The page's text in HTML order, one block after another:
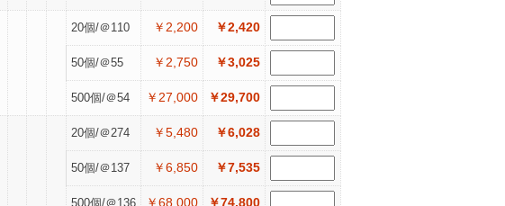
20個/＠110 ￥2,200 ￥2,420
50個/＠55 ￥2,750 ￥3,025
500個/＠54 ￥27,000 ￥29,700
20個/＠274 ￥5,480 ￥6,028
50個/＠137 ￥6,850 ￥7,535
500個/＠136 ￥68,000 ￥74,800